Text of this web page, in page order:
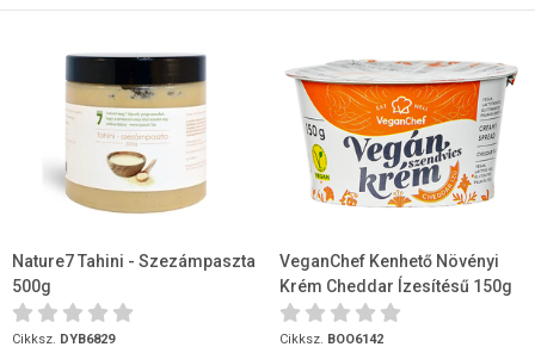
Nature7 Tahini - Szezámpaszta
500g
Cikksz. DYB6829
VeganChef Kenhető Növényi
Krém Cheddar Ízesítésű 150g
Cikksz. BOO6142